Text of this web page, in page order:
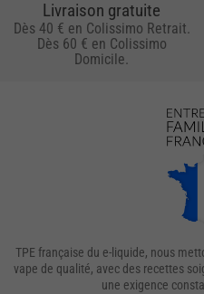
Livraison gratuite
Dès 40 € en Colissimo Retrait.
Dès 60 € en Colissimo
Domicile.
TPE française du e-liquide, nous
vape de qualité, avec des recettes
une exigence